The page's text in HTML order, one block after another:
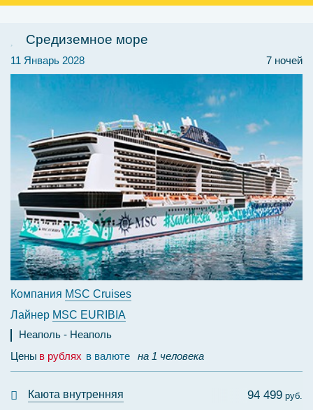
Средиземное море
7 ночей
11 Январь 2028
Компания MSC Cruises
Лайнер MSC EURIBIA
Неаполь
Неаполь
Цены в рублях в валюте на 1 человека
Каюта внутренняя 94 499 руб.